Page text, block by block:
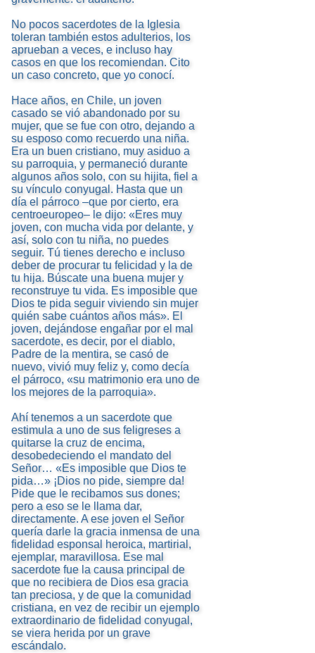
No pocos sacerdotes de la Iglesia
toleran también estos adulterios, los
aprueban a veces, e incluso hay
casos en que los recomiendan. Cito
un caso concreto, que yo conocí.
Hace años, en Chile, un joven
casado se vió abandonado por su
mujer, que se fue con otro, dejando a
su esposo como recuerdo una niña.
Era un buen cristiano, muy asiduo a
su parroquia, y permaneció durante
algunos años solo, con su hijita, fiel a
su vínculo conyugal. Hasta que un
día el párroco –que por cierto, era
centroeuropeo– le dijo: «Eres muy
joven, con mucha vida por delante, y
así, solo con tu niña, no puedes
seguir. Tú tienes derecho e incluso
deber de procurar tu felicidad y la de
tu hija. Búscate una buena mujer y
reconstruye tu vida. Es imposible que
Dios te pida seguir viviendo sin mujer
quién sabe cuántos años más». El
joven, dejándose engañar por el mal
sacerdote, es decir, por el diablo,
Padre de la mentira, se casó de
nuevo, vivió muy feliz y, como decía
el párroco, «su matrimonio era uno de
los mejores de la parroquia».
Ahí tenemos a un sacerdote que
estimula a uno de sus feligreses a
quitarse la cruz de encima,
desobedeciendo el mandato del
Señor… «Es imposible que Dios te
pida…» ¡Dios no pide, siempre da!
Pide que le recibamos sus dones;
pero a eso se le llama dar,
directamente. A ese joven el Señor
quería darle la gracia inmensa de una
fidelidad esponsal heroica, martirial,
ejemplar, maravillosa. Ese mal
sacerdote fue la causa principal de
que no recibiera de Dios esa gracia
tan preciosa, y de que la comunidad
cristiana, en vez de recibir un ejemplo
extraordinario de fidelidad conyugal,
se viera herida por un grave
escándalo.